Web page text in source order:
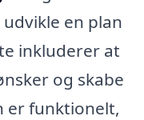
en plan
inkluderer at
og skabe
er funktionelt,